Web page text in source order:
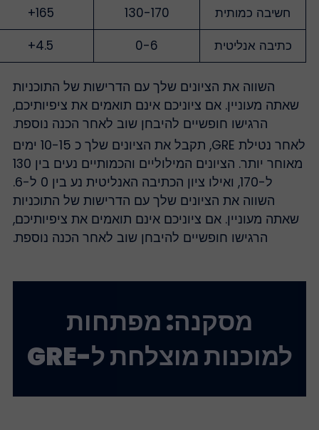
חשיבה כמותית
130-170
165+
כתיבה אנליטית
0-6
השווה את הציונים שלך עם הדרישות של התוכניות
שאתה מעוניין. אם ציוניכם אינם תואמים את ציפיותיכם,
הרגישו חופשיים להיבחן שוב לאחר הכנה נוספת.
לאחר נטילת GRE, תקבל את הציונים שלך כ 10-15 ימים
מאוחר יותר. הציונים המילוליים והכמותיים נעים בין 130
ל-170, ואילו ציון הכתיבה האנליטית נע בין 0 ל-6.
השווה את הציונים שלך עם הדרישות של התוכניות
שאתה מעוניין. אם ציוניכם אינם תואמים את ציפיותיכם,
הרגישו חופשיים להיבחן שוב לאחר הכנה נוספת.
מסקנה: מפתחות
למוכנות מוצלחת ל-GRE